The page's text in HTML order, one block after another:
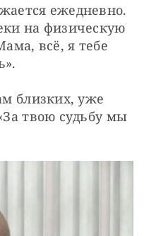
ежедневно.
на физическую
всё, я тебе
близких, уже
твою судьбу мы